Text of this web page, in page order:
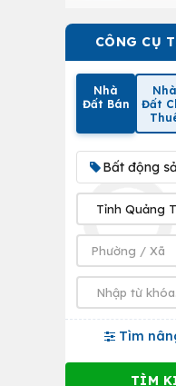
CÔNG CỤ
Nhà
Đất Bán
Nhà
Đất
Bất động
Tìm